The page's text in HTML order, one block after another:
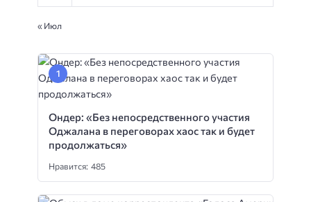
« Июл
Ондер: «Без непосредственного участия
Оджалана в переговорах хаос так и будет
продолжаться»
Нравится: 485